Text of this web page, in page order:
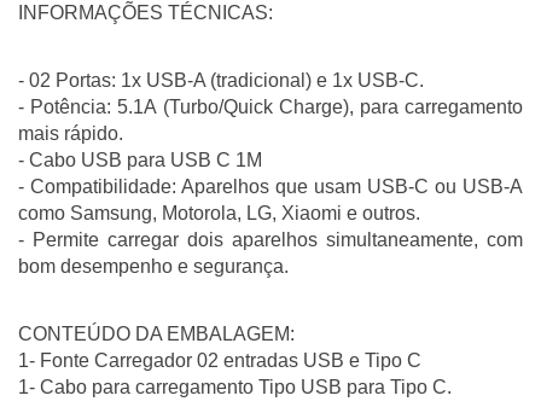
INFORMAÇÕES TÉCNICAS:
- 02 Portas: 1x USB-A (tradicional) e 1x USB-C.
- Potência: 5.1A (Turbo/Quick Charge), para carregamento
mais rápido.
- Cabo USB para USB C 1M
- Compatibilidade: Aparelhos que usam USB-C ou USB-A
como Samsung, Motorola, LG, Xiaomi e outros.
- Permite carregar dois aparelhos simultaneamente, com
bom desempenho e segurança.
CONTEÚDO DA EMBALAGEM:
1- Fonte Carregador 02 entradas USB e Tipo C
1- Cabo para carregamento Tipo USB para Tipo C.